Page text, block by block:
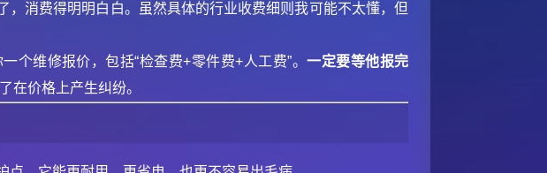
，消费得明明白白。虽然具体的行业收费细则我可能不太懂，但
个维修报价，包括“检查费+零件费+人工费”。一定要等他报完
在价格上产生纠纷。